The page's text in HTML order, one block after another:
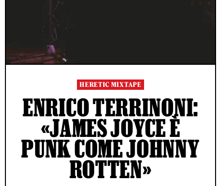
HERETIC MIXTAPE
ENRICO TERRINONI:
«JAMES JOYCE È
PUNK COME JOHNNY
ROTTEN»